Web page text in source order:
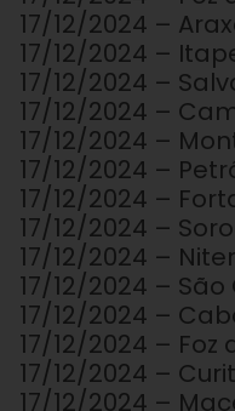
17/12/2024 –
17/12/2024 –
17/12/2024 –
17/12/2024 –
17/12/2024 –
17/12/2024 –
17/12/2024 –
17/12/2024 –
17/12/2024 –
17/12/2024 –
17/12/2024 –
17/12/2024 – Foz
17/12/2024 –
17/12/2024 –